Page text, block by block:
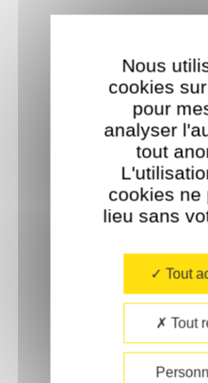
À partir de
Paiement
Nous
cookies
pour
analyser
tout
cookies ne
lieu sans
Tout
Tout